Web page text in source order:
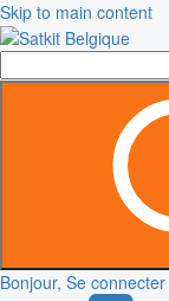
Skip to main content
Bonjour, Se connecter